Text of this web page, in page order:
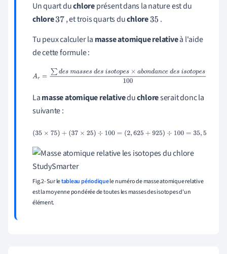
Un quart duchloreprésent dans la nature est du
chlore37 , et trois quarts duchlore35 .
Tu peux calculer la masse atomique relativeà l'aide
de cette formule :
Ar=∑ desmassesdesisotopes×abondancedesisotop
Lamasse atomique relativeduchloreserait donc la
suivante :
( 35×75)+( 37 ×25)÷100=( 2,625+925)÷100=35,5
Fig.2- Sur letableau périodiquele numéro de masse atomique relative
est la moyenne pondérée de toutes les masses des isotopes d'un
élément.